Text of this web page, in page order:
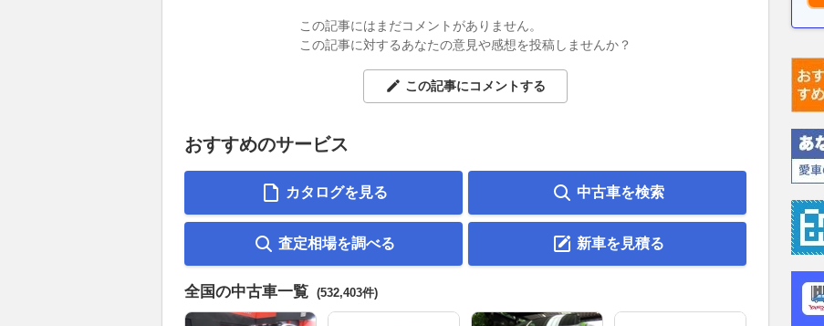
この記事にはまだコメントがありません。
この記事に対するあなたの意見や感想を投稿しませんか？
この記事にコメントする
おすすめのサービス
カタログを見る 中古車を検索
査定相場を調べる 新車を見積る
全国の中古車一覧 (532,403件)